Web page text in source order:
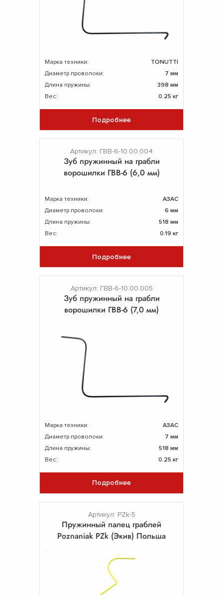
Марка техники:
TONUTTI
Диаметр проволоки:
7 мм
Длина пружины:
398 мм
Вес:
0.25 кг
Подробнее
Артикул: ГВВ-6-10.00.004
Зуб пружинный на грабли
ворошилки ГВВ-6 (6,0 мм)
Марка техники:
АЗАС
Диаметр проволоки:
6 мм
Длина пружины:
518 мм
Вес:
0.19 кг
Подробнее
Артикул: ГВВ-6-10.00.005
Зуб пружинный на грабли
ворошилки ГВВ-6 (7,0 мм)
Марка техники:
АЗАС
Диаметр проволоки:
7 мм
Длина пружины:
518 мм
Вес:
0.25 кг
Подробнее
Артикул: PZk-5
Пружинный палец граблей
Poznaniak PZk (Экив) Польша